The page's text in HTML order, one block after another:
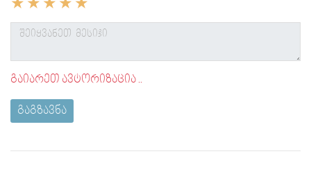
გაიარეთ ავტორიზაცია ..
გაგზავნა